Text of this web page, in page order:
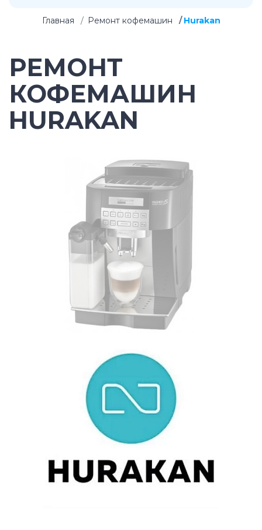
Главная Ремонт кофемашин Hurakan
РЕМОНТ
КОФЕМАШИН
HURAKAN